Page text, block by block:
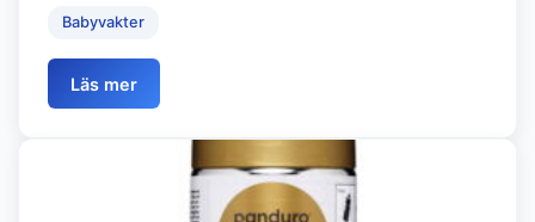
Babyvakter
Läs mer